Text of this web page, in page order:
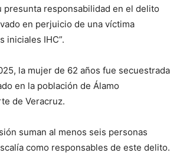
presunta responsabilidad en el delito
en perjuicio de una víctima
iniciales IHC”.
la mujer de 62 años fue secuestrada
en la población de Álamo
de Veracruz.
suman al menos seis personas
como responsables de este delito.